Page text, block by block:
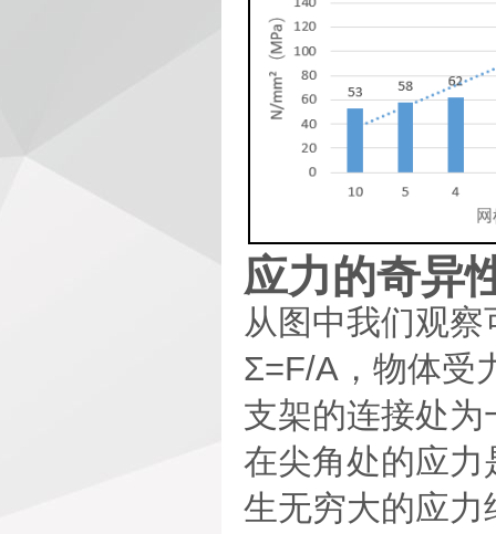
应力的奇异
从图中我们观
Σ=F/A，物体受
支架的连接处
在尖角处的应
生无穷大的应